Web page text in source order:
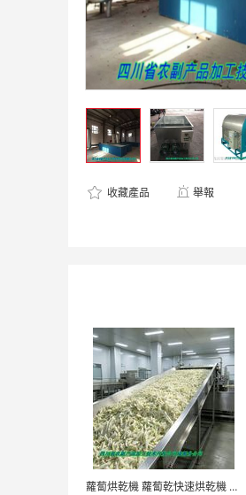
收藏產品 舉報
蘿蔔烘乾機 蘿蔔乾快速烘乾機 木山1型